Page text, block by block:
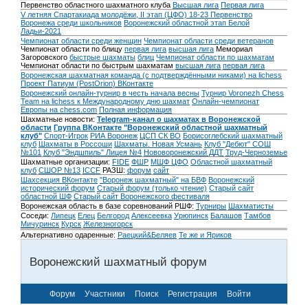
Первенство областного шахматного клуба Высшая лига Первая лига
V летняя Спартакиада молодёжи, II этап (ЦФО) 18-23 Первенство
Воронежа среди школьников Воронежский областной этап Белой
Ладьи-2021
Чемпионат области среди женщин Чемпионат области среди ветеранов
Чемпионат области по блицу первая лига высшая лига Мемориал
Загоровского быстрые шахматы блиц Чемпионат области по шахматам
Чемпионат области по быстрым шахматам высшая лига первая лига
Воронежская шахматная команда (с подтверждёнными никами) на lichess
Проект Патиум (PostOrion) ВКонтакте
Воронежский онлайн-турнир в честь начала весны Турнир Voronezh Chess
Team на lichess к Международному дню шахмат Онлайн-чемпионат
Европы на chess.com Полная информация
Шахматные новости: Telegram-канал о шахматах в Воронежской
области Группа ВКонтакте "Воронежский областной шахматный
клуб" Спорт-Игрок РИА Воронеж ЦСП СК ВО Борисоглебский шахматный
клуб Шахматы в Россоши Шахматы. Новая Усмань Клуб "Дебют" СОШ
№101 Клуб "Эндшпиль" Лицея №4 Нововоронежский ДДТ Труд-Черноземье
Шахматные организации: FIDE ФШР МШФ ЦФО Областной шахматный
клуб СШОР №13 ICCF РАЗШ: форум сайт
Шахсекция ВКонтакте "Воронеж шахматный" на БВФ Воронежский
исторический форум Cтарый форум (только чтение) Старый сайт
областной ШФ Старый сайт Воронежского фестиваля
Воронежская область в базе соревнований РШФ: Турниры Шахматисты
Соседи: Липецк Елец Белгород Алексеевка Урюпинск Балашов Тамбов
Мичуринск Курск Железногорск
Альтернативно одаренные: Раецкий&Беляев Те же и Яриков
Воронежский шахматный форум
Форум Участники Поиск Регистрация Войти